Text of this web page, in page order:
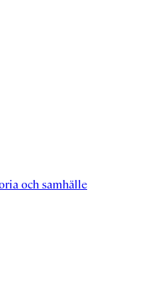
och samhälle